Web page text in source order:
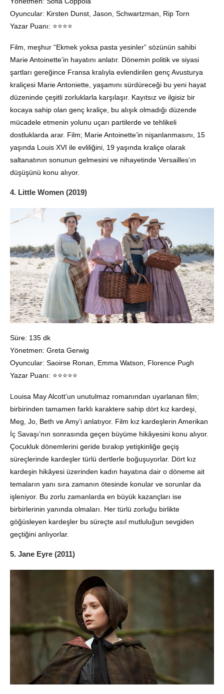
Oyuncular: Kirsten Dunst, Jason, Schwartzman, Rip Torn
Yazar Puanı: ⭐️⭐️⭐️⭐️
Film, meşhur “Ekmek yoksa pasta yesinler” sözünün sahibi
Marie Antoinette’in hayatını anlatır. Dönemin politik ve siyasi
şartları gereğince Fransa kralıyla evlendirilen genç Avusturya
kraliçesi Marie Antoniette, yaşamını sürdüreceği bu yeni hayat
düzeninde çeşitli zorluklarla karşılaşır. Kayıtsız ve ilgisiz bir
kocaya sahip olan genç kraliçe, bu alışık olmadığı düzende
mücadele etmenin yolunu uçarı partilerde ve tehlikeli
dostluklarda arar. Film; Marie Antoinette’in nişanlanmasını, 15
yaşında Louis XVI ile evliliğini, 19 yaşında kraliçe olarak
saltanatının sonunun gelmesini ve nihayetinde Versailles’ın
düşüşünü konu alıyor.
4. Little Women (2019)
Süre: 135 dk
Yönetmen: Greta Gerwig
Oyuncular: Saoirse Ronan, Emma Watson, Florence Pugh
Yazar Puanı: ⭐️⭐️⭐️⭐️⭐️
Louisa May Alcott’un unutulmaz romanından uyarlanan film;
birbirinden tamamen farklı karaktere sahip dört kız kardeşi,
Meg, Jo, Beth ve Amy’i anlatıyor. Film kız kardeşlerin Amerikan
İç Savaşı’nın sonrasında geçen büyüme hikâyesini konu alıyor.
Çocukluk dönemlerini geride bırakıp yetişkinliğe geçiş
süreçlerinde kardeşler türlü dertlerle boğuşuyorlar. Dört kız
kardeşin hikâyesi üzerinden kadın hayatına dair o döneme ait
temaların yanı sıra zamanın ötesinde konular ve sorunlar da
işleniyor. Bu zorlu zamanlarda en büyük kazançları ise
birbirlerinin yanında olmaları. Her türlü zorluğu birlikte
göğüsleyen kardeşler bu süreçte asıl mutluluğun sevgiden
geçtiğini anlıyorlar.
5. Jane Eyre (2011)